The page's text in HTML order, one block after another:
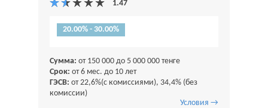
20.00% - 30.00%
Сумма: от 150 000 до 5 000 000 тенге
Срок: от 6 мес. до 10 лет
ГЭСВ: от 22,6%(с комиссиями), 34,4% (без
комиссии)
Условия →